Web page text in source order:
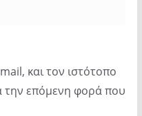
και τον ιστότοπο
την επόμενη φορά που